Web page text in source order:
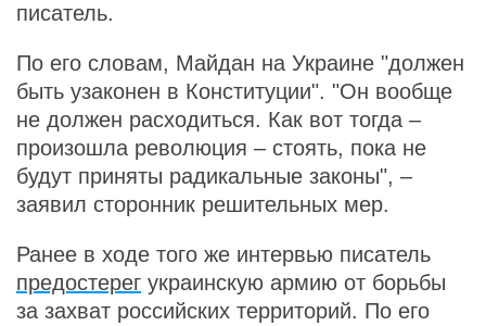
писатель.
По его словам, Майдан на Украине "должен
быть узаконен в Конституции". "Он вообще
не должен расходиться. Как вот тогда –
произошла революция – стоять, пока не
будут приняты радикальные законы", –
заявил сторонник решительных мер.
Ранее в ходе того же интервью писатель
предостерег украинскую армию от борьбы
за захват российских территорий. По его